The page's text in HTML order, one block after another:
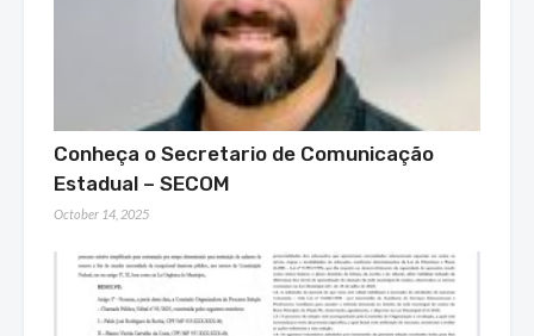
Conheça o Secretario de Comunicação
Estadual – SECOM
October 14, 2025